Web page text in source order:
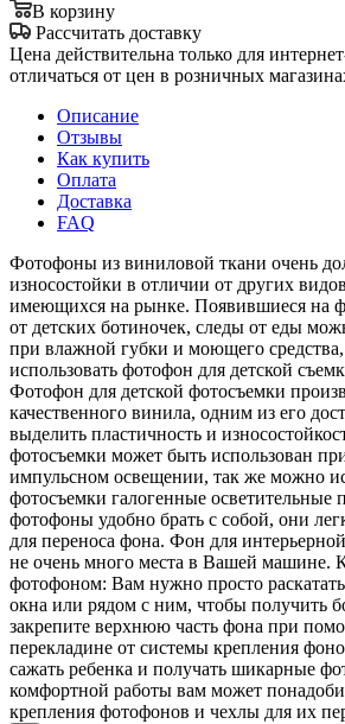
В корзину
Рассчитать доставку
Цена действительна только для
отличаться от цен в розничных
Описание
Отзывы
Как купить
Оплата
Доставка
FAQ
Фотофоны из виниловой ткани очень
износостойки в отличии от других
имеющихся на рынке. Появившиеся на
от детских ботиночек, следы от еды
при влажной губки и моющего средства,
использовать фотофон для детской
Фотофон для детской фотосъемки
качественного винила, одним из его
выделить пластичность и
фотосъемки может быть использован
импульсном освещении, так же можно
фотосъемки галогенные
фотофоны удобно брать с собой, они
для переноса фона. Фон для
не очень много места в Вашей машине.
фотофоном: Вам нужно просто
окна или рядом с ним, чтобы получить
закрепите верхнюю часть фона при
перекладине от системы крепления
сажать ребенка и получать шикарные
комфортной работы вам может
крепления фотофонов и чехлы для их